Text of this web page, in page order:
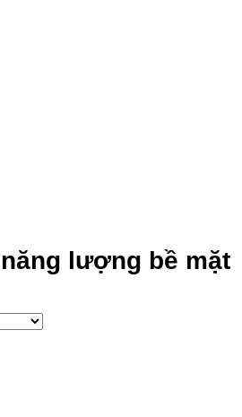
lượng bề mặt